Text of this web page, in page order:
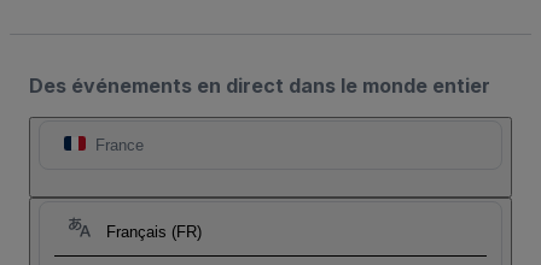
Des événements en direct dans le monde entier
France
Français (FR)